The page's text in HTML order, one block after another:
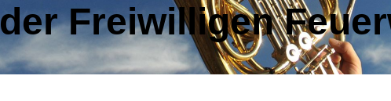
der Freiwilligen